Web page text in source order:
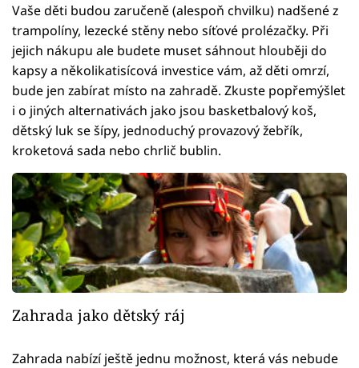
Vaše děti budou zaručeně (alespoň chvilku) nadšené z
trampolíny, lezecké stěny nebo síťové prolézačky. Při
jejich nákupu ale budete muset sáhnout hlouběji do
kapsy a několikatisícová investice vám, až děti omrzí,
bude jen zabírat místo na zahradě. Zkuste popřemýšlet
i o jiných alternativách jako jsou basketbalový koš,
dětský luk se šípy, jednoduchý provazový žebřík,
kroketová sada nebo chrlič bublin.
Zahrada jako dětský ráj
Zahrada nabízí ještě jednu možnost, která vás nebude